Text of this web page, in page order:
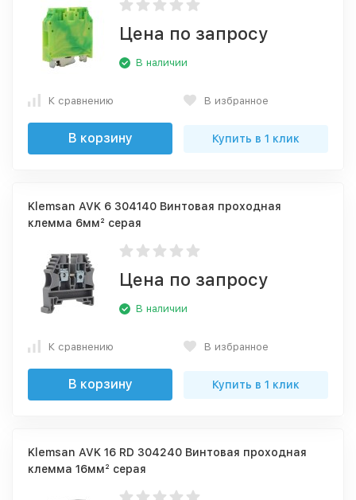
Цена по запросу
В наличии
К сравнению В избранное
В корзину Купить в 1 клик
Klemsan AVK 6 304140 Винтовая проходная
клемма 6мм² серая
Цена по запросу
В наличии
К сравнению В избранное
В корзину Купить в 1 клик
Klemsan AVK 16 RD 304240 Винтовая проходная
клемма 16мм² серая